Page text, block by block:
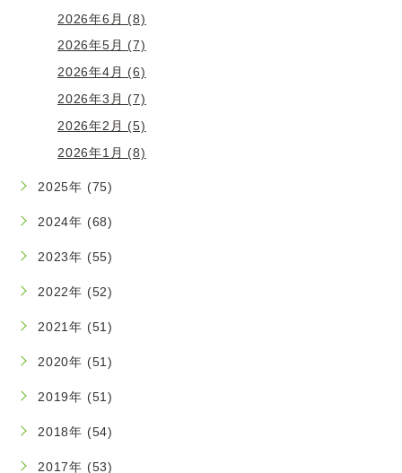
2026年6月 (8)
2026年5月 (7)
2026年4月 (6)
2026年3月 (7)
2026年2月 (5)
2026年1月 (8)
2025年 (75)
2024年 (68)
2023年 (55)
2022年 (52)
2021年 (51)
2020年 (51)
2019年 (51)
2018年 (54)
2017年 (53)